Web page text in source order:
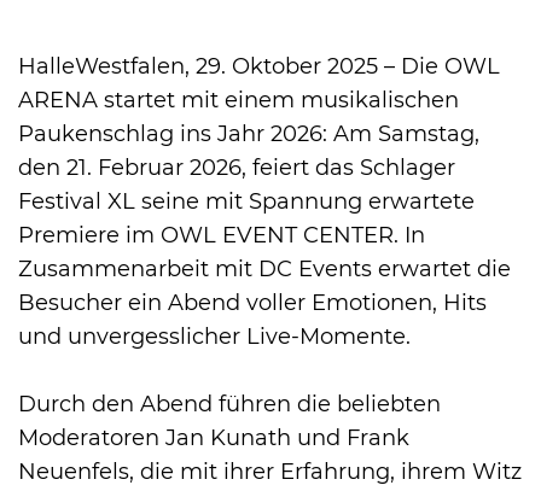
International
HalleWestfalen, 29. Oktober 2025 – Die OWL
ARENA startet mit einem musikalischen
Paukenschlag ins Jahr 2026: Am Samstag,
den 21. Februar 2026, feiert das Schlager
Festival XL seine mit Spannung erwartete
Premiere im OWL EVENT CENTER. In
Zusammenarbeit mit DC Events erwartet die
Besucher ein Abend voller Emotionen, Hits
und unvergesslicher Live-Momente.
Durch den Abend führen die beliebten
Moderatoren Jan Kunath und Frank
Neuenfels, die mit ihrer Erfahrung, ihrem Witz